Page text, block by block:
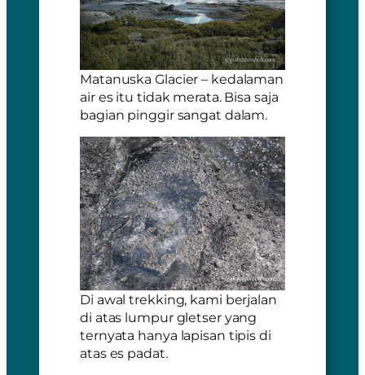
Matanuska Glacier – kedalaman
air es itu tidak merata. Bisa saja
bagian pinggir sangat dalam.
Di awal trekking, kami berjalan
di atas lumpur gletser yang
ternyata hanya lapisan tipis di
atas es padat.